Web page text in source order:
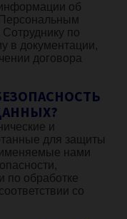
об
по
в документации,
договора
и
для защиты
нами
по обработке
со